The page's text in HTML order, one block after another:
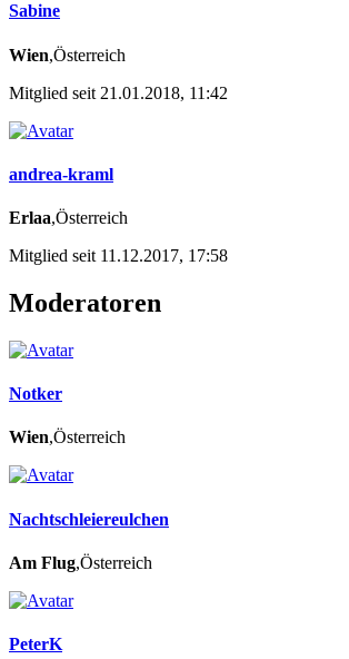
Sabine
Wien,Österreich
Mitglied seit 21.01.2018, 11:42
andrea-kraml
Erlaa,Österreich
Mitglied seit 11.12.2017, 17:58
Moderatoren
Notker
Wien,Österreich
Nachtschleiereulchen
Am Flug,Österreich
PeterK